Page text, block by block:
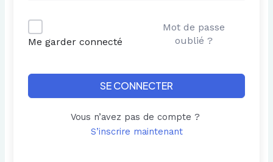
Me garder connecté
Mot de passe
oublié ?
SE CONNECTER
Vous n’avez pas de compte ?
S’inscrire maintenant